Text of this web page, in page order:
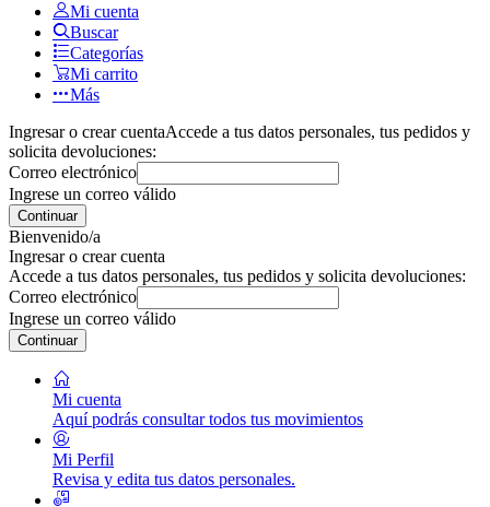
Mi cuenta
Buscar
Categorías
Mi carrito
Más
Ingresar o crear cuentaAccede a tus datos personales, tus pedidos y
solicita devoluciones:
Correo electrónico
Ingrese un correo válido
Continuar
Bienvenido/a
Ingresar o crear cuenta
Accede a tus datos personales, tus pedidos y solicita devoluciones:
Correo electrónico
Ingrese un correo válido
Continuar
Mi cuenta
Aquí podrás consultar todos tus movimientos
Mi Perfil
Revisa y edita tus datos personales.